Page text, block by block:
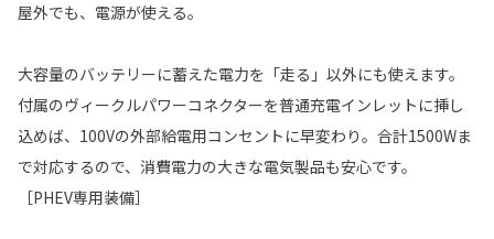
屋外でも、電源が使える。
大容量のバッテリーに蓄えた電力を「走る」以外にも使えます。
付属のヴィークルパワーコネクターを普通充電インレットに挿し
込めば、100Vの外部給電用コンセントに早変わり。合計1500Wま
で対応するので、消費電力の大きな電気製品も安心です。
［PHEV専用装備］